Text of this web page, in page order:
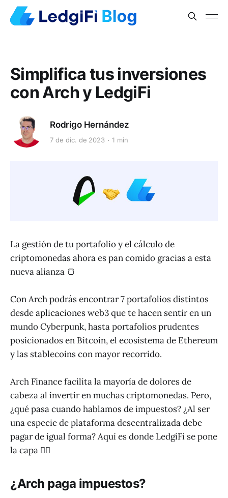
Simplifica tus inversiones
con Arch y LedgiFi
Rodrigo Hernández
7 de dic. de 2023 1 min
La gestión de tu portafolio y el cálculo de
criptomonedas ahora es pan comido gracias a esta
nueva alianza 🍞
Con Arch podrás encontrar 7 portafolios distintos
desde aplicaciones web3 que te hacen sentir en un
mundo Cyberpunk, hasta portafolios prudentes
posicionados en Bitcoin, el ecosistema de Ethereum
y las stablecoins con mayor recorrido.
Arch Finance facilita la mayoría de dolores de
cabeza al invertir en muchas criptomonedas. Pero,
¿qué pasa cuando hablamos de impuestos? ¿Al ser
una especie de plataforma descentralizada debe
pagar de igual forma? Aquí es donde LedgiFi se pone
la capa 🦸‍♂️
¿Arch paga impuestos?